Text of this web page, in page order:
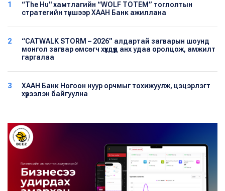
1
“The Hu" хамтлагийн “WOLF TOTEM” тоглолтын
стратегийн түншээр ХААН Банк ажиллана
2
“CATWALK STORM – 2026” алдартай загварын шоунд
монгол загвар өмсөгч хүүхдүүд анх удаа оролцож, амжилт
гаргалаа
3
ХААН Банк Ногоон нуур орчмыг тохижуулж, цэцэрлэгт
хүрээлэн байгуулна